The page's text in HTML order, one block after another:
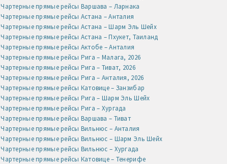
Чартерные прямые рейсы Варшава – Ларнака
Чартерные прямые рейсы Астана – Анталия
Чартерные прямые рейсы Астана – Шарм Эль Шейх
Чартерные прямые рейсы Астана – Пхукет, Таиланд
Чартерные прямые рейсы Актобе – Анталия
Чартерные прямые рейсы Рига – Малага, 2026
Чартерные прямые рейсы Рига – Тиват, 2026
Чартерные прямые рейсы Рига – Анталия, 2026
Чартерные прямые рейсы Катовице – Занзибар
Чартерные прямые рейсы Рига – Шарм Эль Шейх
Чартерные прямые рейсы Рига – Хургада
Чартерные прямые рейсы Варшава – Тиват
Чартерные прямые рейсы Вильнюс – Анталия
Чартерные прямые рейсы Вильнюс – Шарм Эль Шейх
Чартерные прямые рейсы Вильнюс – Хургада
Чартерные прямые рейсы Катовице – Тенерифе